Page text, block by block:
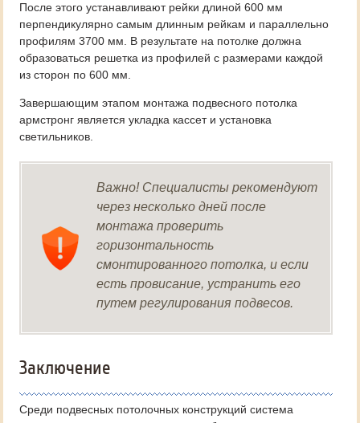
После этого устанавливают рейки длиной 600 мм
перпендикулярно самым длинным рейкам и параллельно
профилям 3700 мм. В результате на потолке должна
образоваться решетка из профилей с размерами каждой
из сторон по 600 мм.
Завершающим этапом монтажа подвесного потолка
армстронг является укладка кассет и установка
светильников.
Важно! Специалисты рекомендуют
через несколько дней после
монтажа проверить
горизонтальность
смонтированного потолка, и если
есть провисание, устранить его
путем регулирования подвесов.
Заключение
Среди подвесных потолочных конструкций система